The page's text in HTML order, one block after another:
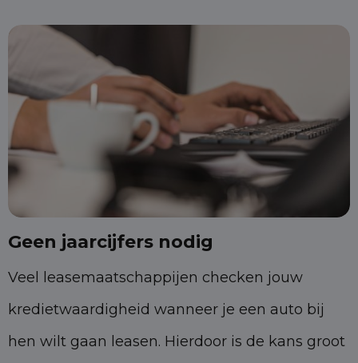
Geen jaarcijfers nodig
Veel leasemaatschappijen checken jouw
kredietwaardigheid wanneer je een auto bij
hen wilt gaan leasen. Hierdoor is de kans groot